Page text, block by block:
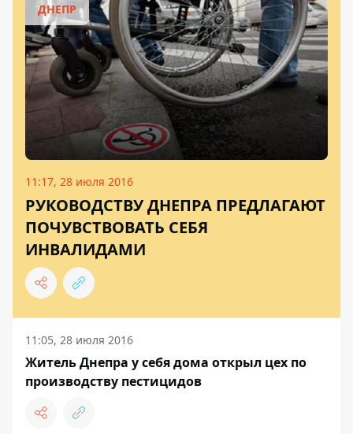
ДНЕПР
11:17, 28 июля 2016
РУКОВОДСТВУ ДНЕПРА ПРЕДЛАГАЮТ
ПОЧУВСТВОВАТЬ СЕБЯ
ИНВАЛИДАМИ
11:05, 28 июля 2016
Житель Днепра у себя дома открыл цех по
производству пестицидов